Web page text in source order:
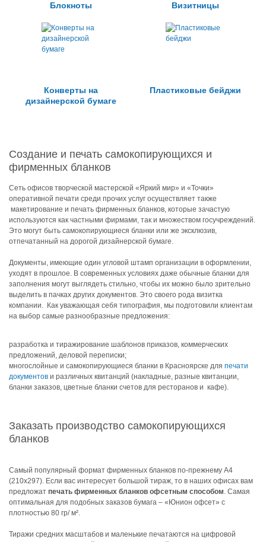
Блокноты Визитницы
Конверты на
дизайнерской бумаге
Пластиковые бейджи
Создание и печать самокопирующихся и
фирменных бланков
Сеть офисов творческой мастерской «Яркий мир» и «Точки»
оперативной печати среди прочих услуг осуществляет также
макетирование и печать фирменных бланков, которые зачастую
используются как частными фирмами, так и множеством госучреждений.
Это могут быть самокопирующиеся бланки или же эксклюзив,
отпечатанный на дорогой дизайнерской бумаге.
Документы, имеющие один угловой штамп организации в оформлении,
уходят в прошлое. В современных условиях даже обычные бланки для
заполнения могут выглядеть стильно, чтобы их можно было зрительно
выделить в пачках других документов. Это своего рода визитка
компании. Как уважающая себя типография, мы подготовили клиентам
на выбор самые разнообразные предложения:
разработка и тиражирование шаблонов приказов, коммерческих
предложений, деловой переписки;
многослойные и самокопирующиеся бланки в Красноярске для печати
документов и различных квитанций (накладные, разные квитанции,
бланки заказов, цветные бланки счетов для ресторанов и кафе).
Заказать производство самокопирующихся
бланков
Самый популярный формат фирменных бланков по-прежнему А4
(210х297). Если вас интересует большой тираж, то в наших офисах вам
предложат печать фирменных бланков офсетным способом. Самая
оптимальная для подобных заказов бумага – «Юнион офсет» с
плотностью 80 гр/ м².
Тиражи средних масштабов и маленькие печатаются на цифровой